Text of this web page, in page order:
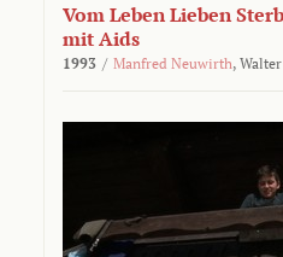
Vom Leben Lieben
mit Aids
1993 / Manfred Neuwirth,